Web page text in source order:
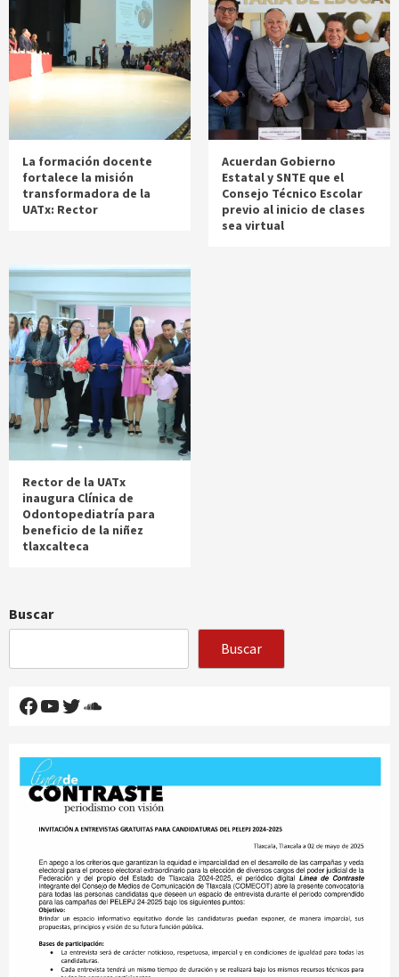
La formación docente
fortalece la misión
transformadora de la
UATx: Rector
Acuerdan Gobierno
Estatal y SNTE que el
Consejo Técnico Escolar
previo al inicio de clases
sea virtual
Rector de la UATx
inaugura Clínica de
Odontopediatría para
beneficio de la niñez
tlaxcalteca
Buscar
Buscar
Facebook
YouTube
Twitter
SoundCloud